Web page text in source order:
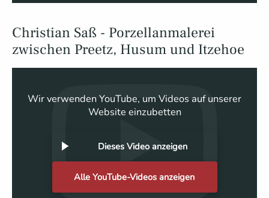
Christian Saß - Porzellanmalerei
zwischen Preetz, Husum und Itzehoe
Wir verwenden YouTube, um Videos auf unserer
Website einzubetten
Dieses Video anzeigen
Alle YouTube-Videos anzeigen